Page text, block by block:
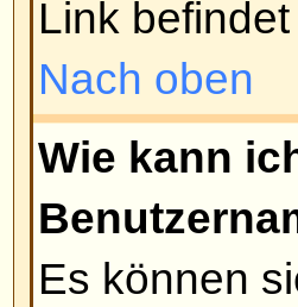
geantwortet
unterhalb des
oft der Text
wenn jemand
erscheinen, falls
Beitrag editiert